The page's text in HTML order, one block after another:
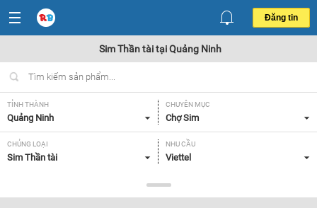
Đăng tin
Sim Thần tài tại Quảng Ninh
TỈNH THÀNH
Quảng Ninh
CHUYÊN MỤC
Chợ Sim
CHỦNG LOẠI
Sim Thần tài
NHU CẦU
Viettel
Tất cả